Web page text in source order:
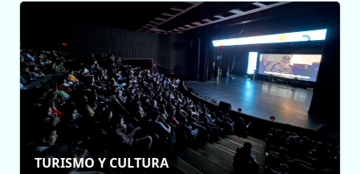
TURISMO Y CULTURA